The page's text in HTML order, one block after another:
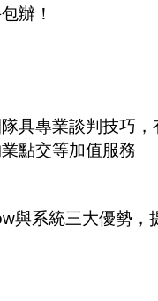
辦！
具專業談判技巧，
點交等加值服務
與系統三大優勢，